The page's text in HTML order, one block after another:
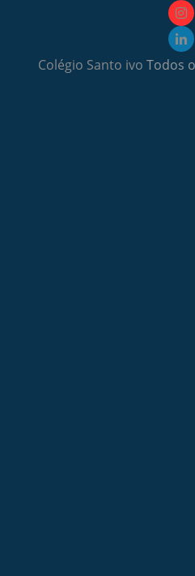
Colégio Santo ivo Todos